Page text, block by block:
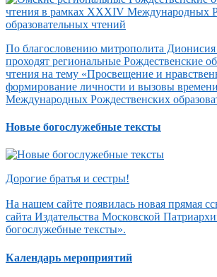
По благословению митрополита
проходят региональные Рождественские
чтения на тему «Просвещение и
формирование личности и вызовы
Международных Рождественских
Новые богослужебные тексты
Дорогие братья и сестры!
На нашем сайте появилась новая прямая
сайта Издательства Московской
богослужебные тексты».
Календарь мероприятий